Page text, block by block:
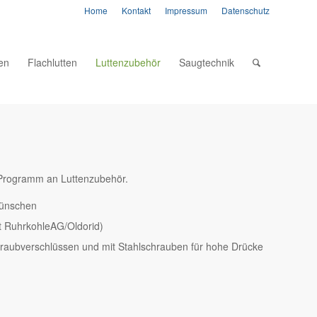
Home Kontakt Impressum Datenschutz
Flachlutten Luttenzubehör Saugtechnik
an Luttenzubehör.
Oldorid)
und mit Stahlschrauben für hohe Drücke